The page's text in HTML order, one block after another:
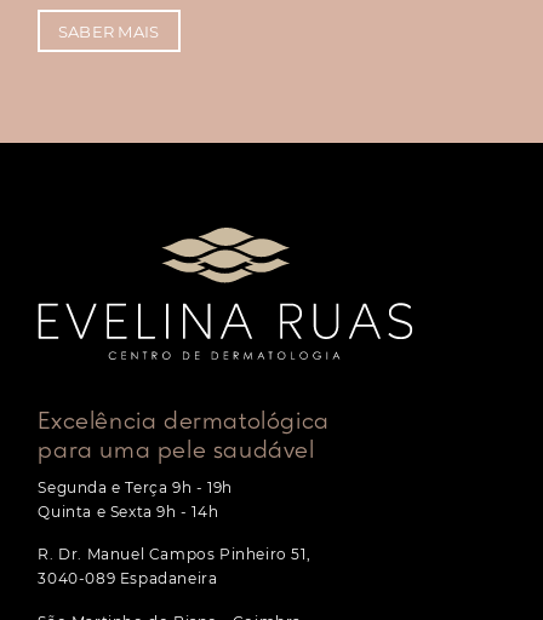
SABER MAIS
Excelência dermatológica
para uma pele saudável
Segunda e Terça 9h - 19h
Quinta e Sexta 9h - 14h
R. Dr. Manuel Campos Pinheiro 51,
3040-089 Espadaneira